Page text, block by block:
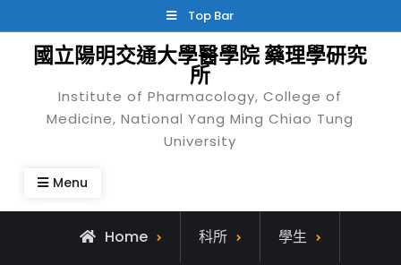
to
content
Top Bar
國立陽明交通大學醫學院 藥理學研究
所
Institute of Pharmacology, College of
Medicine, National Yang Ming Chiao Tung
University
Menu
Home 科所 學生